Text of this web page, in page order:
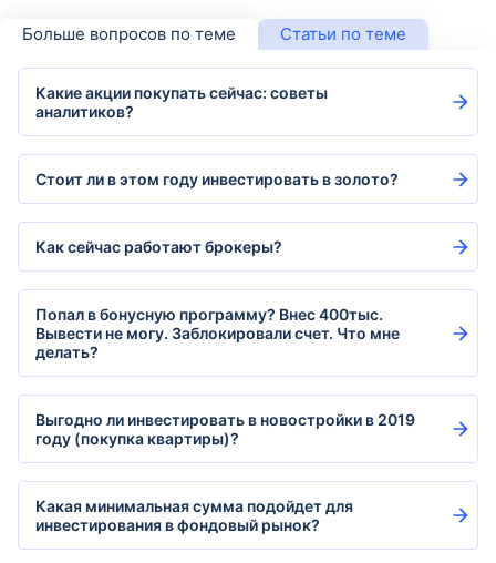
Больше вопросов по теме Статьи по теме
Какие акции покупать сейчас: советы
аналитиков?
Стоит ли в этом году инвестировать в золото?
Как сейчас работают брокеры?
Попал в бонусную программу? Внес 400тыс.
Вывести не могу. Заблокировали счет. Что мне
делать?
Выгодно ли инвестировать в новостройки в 2019
году (покупка квартиры)?
Какая минимальная сумма подойдет для
инвестирования в фондовый рынок?